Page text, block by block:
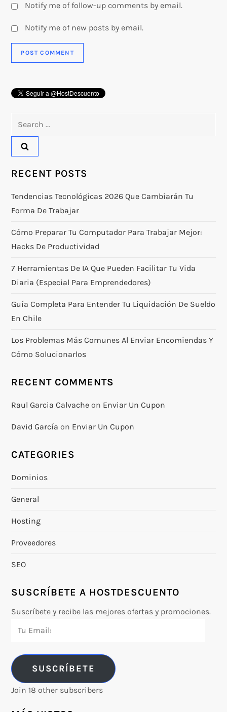
Notify me of follow-up comments by email.
Notify me of new posts by email.
RECENT POSTS
Tendencias Tecnológicas 2026 Que Cambiarán Tu
Forma De Trabajar
Cómo Preparar Tu Computador Para Trabajar Mejor:
Hacks De Productividad
7 Herramientas De IA Que Pueden Facilitar Tu Vida
Diaria (especial Para Emprendedores)
Guía Completa Para Entender Tu Liquidación De Sueldo
En Chile
Los Problemas Más Comunes Al Enviar Encomiendas Y
Cómo Solucionarlos
RECENT COMMENTS
Raul Garcia Calvache on Enviar Un Cupon
David García on Enviar Un Cupon
CATEGORIES
Dominios
General
Hosting
Proveedores
SEO
SUSCRÍBETE A HOSTDESCUENTO
Suscríbete y recibe las mejores ofertas y promociones.
SUSCRÍBETE
Join 18 other subscribers